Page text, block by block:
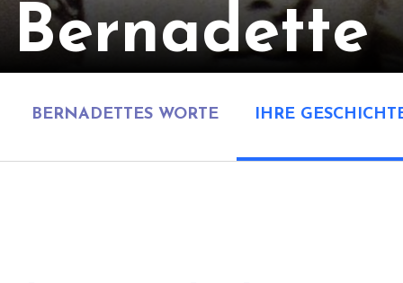
Bernadette
BERNADETTES WORTE IHRE